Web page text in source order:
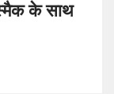
के साथ